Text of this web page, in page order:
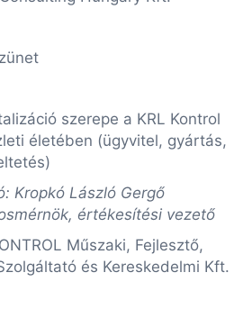
szerepe a KRL Kontrol
életében (ügyvitel, gyártás,
Kropkó László Gergő
értékesítési vezető
Műszaki, Fejlesztő,
és Kereskedelmi Kft.